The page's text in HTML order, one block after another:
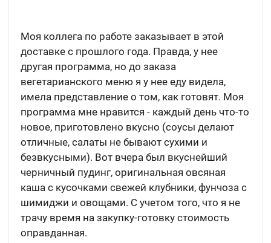
Моя коллега по работе заказывает в этой
доставке с прошлого года. Правда, у нее
другая программа, но до заказа
вегетарианского меню я у нее еду видела,
имела представление о том, как готовят. Моя
программа мне нравится - каждый день что-то
новое, приготовлено вкусно (соусы делают
отличные, салаты не бывают сухими и
безвкусными). Вот вчера был вкуснейший
черничный пудинг, оригинальная овсяная
каша с кусочками свежей клубники, фунчоза с
шимиджи и овощами. С учетом того, что я не
трачу время на закупку-готовку стоимость
оправданная.